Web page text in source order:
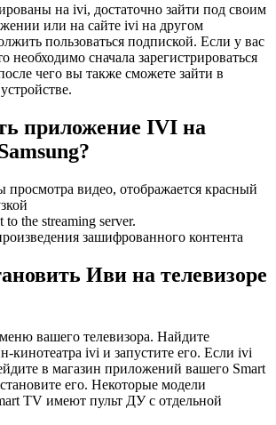
на ivi, достаточно зайти под своим
или на сайте ivi на другом
пользоваться подпиской. Если у вас
необходимо сначала зарегистрироваться
чего вы также сможете зайти в
приложение IVI на
просмотра видео, отображается красный
to the streaming server.
зашифрованного контента
Иви на телевизоре
вашего телевизора. Найдите
кинотеатра ivi и запустите его. Если ivi
в магазин приложений вашего Smart
его. Некоторые модели
TV имеют пульт ДУ с отдельной